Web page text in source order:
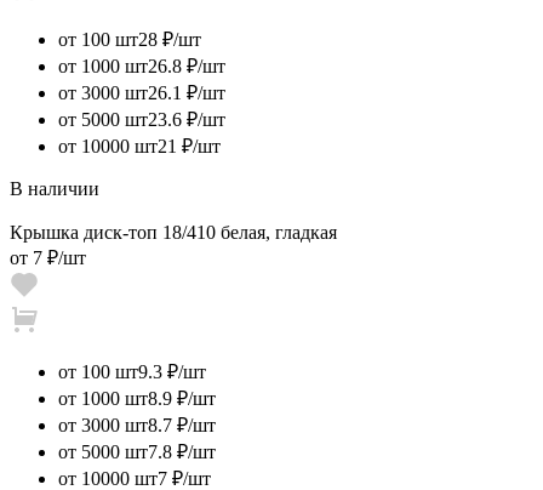
от 100 шт28 ₽/шт
от 1000 шт26.8 ₽/шт
от 3000 шт26.1 ₽/шт
от 5000 шт23.6 ₽/шт
от 10000 шт21 ₽/шт
В наличии
Крышка диск-топ 18/410 белая, гладкая
от 7 ₽/шт
от 100 шт9.3 ₽/шт
от 1000 шт8.9 ₽/шт
от 3000 шт8.7 ₽/шт
от 5000 шт7.8 ₽/шт
от 10000 шт7 ₽/шт